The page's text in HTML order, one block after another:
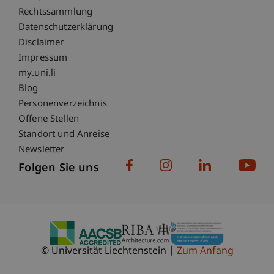
Fußzeile Rechtliche Hinweise
Rechtssammlung
Datenschutzerklärung
Disclaimer
Impressum
Fußzeile Subdomain-Verzeichnis
my.uni.li
Blog
Personenverzeichnis
Offene Stellen
Standort und Anreise
Newsletter
Folgen Sie uns
© Universität Liechtenstein Zum Anfang